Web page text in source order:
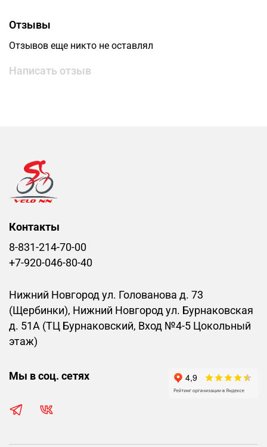
Отзывы
Отзывов еще никто не оставлял
Написать отзыв
Контакты
8-831-214-70-00
+7-920-046-80-40
Нижний Новгород ул. Голованова д. 73
(Щербинки), Нижний Новгород ул. Бурнаковская
д. 51А (ТЦ Бурнаковский, Вход №4-5 Цокольный
этаж)
Мы в соц. сетях